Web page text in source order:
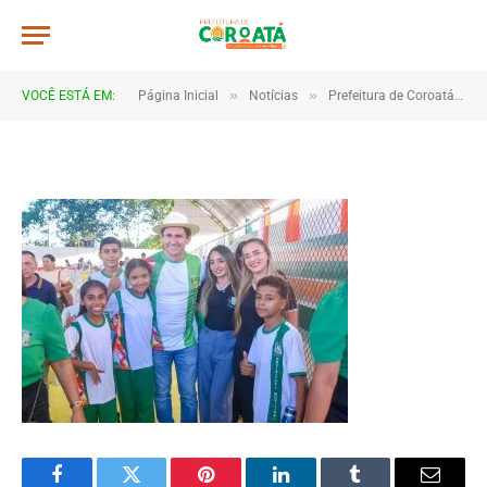
VOCÊ ESTÁ EM: Página Inicial » Notícias » Prefeitura de Coroatá entrega novo fardamento para alunos da rede municipal
JWR_4142